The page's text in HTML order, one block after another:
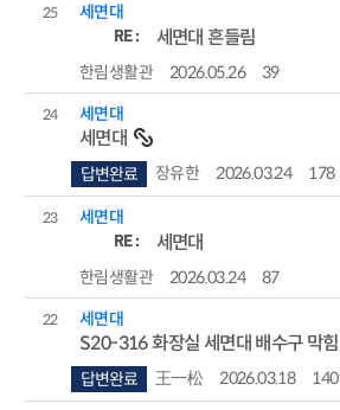
25 세면대
RE : 세면대 흔들림
한림생활관 2026.05.26 39
24 세면대
세면대
답변완료 장유한 2026.03.24 178
23 세면대
RE : 세면대
한림생활관 2026.03.24 87
22 세면대
S20-316 화장실 세면대 배수구 막힘
답변완료 王一松 2026.03.18 140